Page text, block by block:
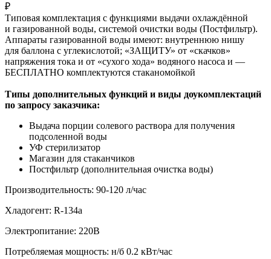
₽
Типовая комплектация с функциями выдачи охлаждённой
и газированной воды, системой очистки воды (Постфильтр).
Аппараты газированной воды имеют: внутреннюю нишу
для баллона с углекислотой; «ЗАЩИТУ» от «скачков»
напряжения тока и от «сухого хода» водяного насоса и —
БЕСПЛАТНО комплектуются стаканомойкой
Типы дополнительных функций и виды доукомплектаций
по запросу заказчика:
Выдача порции солевого раствора для получения
подсоленной воды
УФ стерилизатор
Магазин для стаканчиков
Постфильтр (дополнительная очистка воды)
Производительность: 90-120 л/час
Хладогент: R-134a
Электропитание: 220В
Потребляемая мощность: н/б 0.2 кВт/час